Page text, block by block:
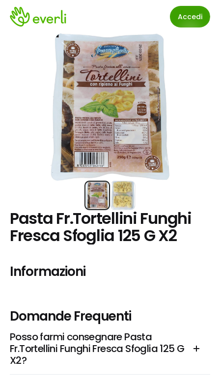
Accedi
Pasta Fr.Tortellini Funghi
Fresca Sfoglia 125 G X2
Informazioni
Domande Frequenti
Posso farmi consegnare Pasta
Fr.Tortellini Funghi Fresca Sfoglia 125 G
X2?